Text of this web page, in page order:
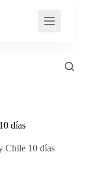
días
Chile 10 días